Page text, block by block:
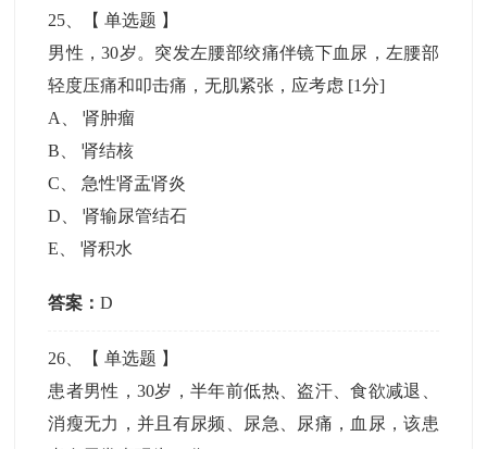
25 、【单选题 】
男性，30岁。突发左腰部绞痛伴镜下血尿，左腰部
轻度压痛和叩击痛，无肌紧张，应考虑 [1分]
A
、肾肿瘤
B 、肾结核
C
急性肾盂肾炎
D 、肾输尿管结石
E 、肾积水
答案：D
26 、【单选题 】
患者男性，30岁，半年前低热、盗汗、食欲减退、
消瘦无力，并且有尿频、尿急、尿痛，血尿，该患